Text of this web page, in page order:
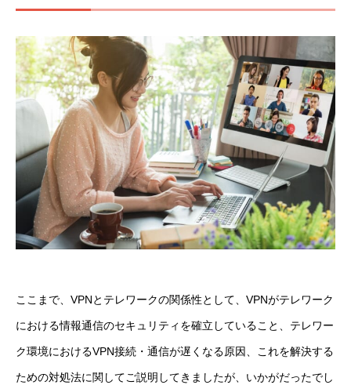
ここまで、VPNとテレワークの関係性として、VPNがテレワーク
における情報通信のセキュリティを確立していること、テレワー
ク環境におけるVPN接続・通信が遅くなる原因、これを解決する
ための対処法に関してご説明してきましたが、いかがだったでし